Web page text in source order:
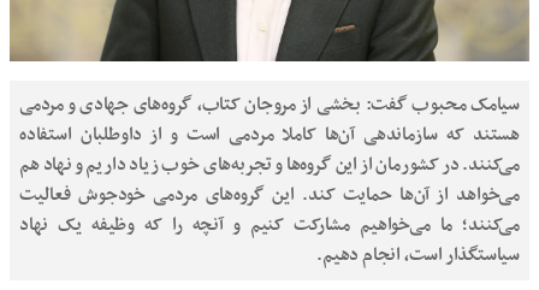
سیامک محبوب گفت: بخشی از مروجان کتاب، گروه‌های جهادی و مردمی
هستند که سازماندهی آن‌ها کاملا مردمی است و از داوطلبان استفاده
می‌کنند. در کشورمان از این گروه‌ها و تجربه‌های خوب زیاد داریم و نهاد هم
می‌خواهد از آن‌ها حمایت کند. این گروه‌های مردمی خودجوش فعالیت
می‌کنند؛ ما می‌خواهیم مشارکت کنیم و آنچه را که وظیفه یک نهاد
سیاستگذار است، انجام دهیم.